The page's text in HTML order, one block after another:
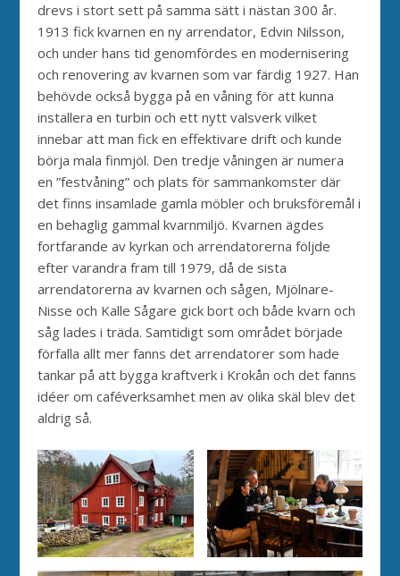
drevs i stort sett på samma sätt i nästan 300 år.
1913 fick kvarnen en ny arrendator, Edvin Nilsson,
och under hans tid genomfördes en modernisering
och renovering av kvarnen som var färdig 1927. Han
behövde också bygga på en våning för att kunna
installera en turbin och ett nytt valsverk vilket
innebar att man fick en effektivare drift och kunde
börja mala finmjöl. Den tredje våningen är numera
en ”festvåning” och plats för sammankomster där
det finns insamlade gamla möbler och bruksföremål i
en behaglig gammal kvarnmiljö. Kvarnen ägdes
fortfarande av kyrkan och arrendatorerna följde
efter varandra fram till 1979, då de sista
arrendatorerna av kvarnen och sågen, Mjölnare-
Nisse och Kalle Sågare gick bort och både kvarn och
såg lades i träda. Samtidigt som området började
förfalla allt mer fanns det arrendatorer som hade
tankar på att bygga kraftverk i Krokån och det fanns
idéer om caféverksamhet men av olika skäl blev det
aldrig så.